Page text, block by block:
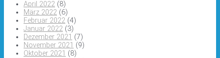
April 2022 (8)
März 2022 (6)
Februar 2022 (4)
Januar 2022 (3)
Dezember 2021 (7)
November 2021 (9)
Oktober 2021 (8)